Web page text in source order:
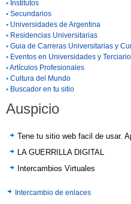
• Institutos
• Secundarios
• Universidades de Argentina
• Residencias Universitarias
• Guia de Carreras Universitarias y
• Eventos en Universidades y
•Artículos Profesionales
• Cultura del Mundo
• Buscador en tu sitio
Auspicio
Tene tu sitio web facil de usar.
LA GUERRILLA DIGITAL
Intercambios Virtuales
Intercambio de enlaces